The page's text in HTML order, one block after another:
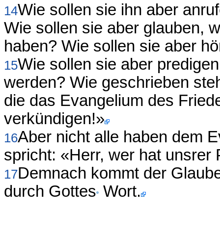
14Wie sollen sie ihn aber
Wie sollen sie aber glauben,
haben? Wie sollen sie aber
15Wie sollen sie aber
werden? Wie geschrieben
die das Evangelium des
verkündigen!»
16Aber nicht alle haben dem
spricht: «Herr, wer hat unsrer
17Demnach kommt der
durch Gottes Wort.